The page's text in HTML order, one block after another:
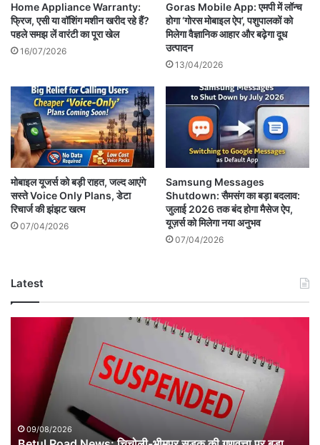
Home Appliance Warranty:
फ्रिज, एसी या वॉशिंग मशीन खरीद रहे हैं?
पहले समझ लें वारंटी का पूरा खेल
16/07/2026
Goras Mobile App: एमपी में लॉन्च
होगा ‘गोरस मोबाइल ऐप’, पशुपालकों को
मिलेगा वैज्ञानिक आहार और बढ़ेगा दूध
उत्पादन
13/04/2026
मोबाइल यूजर्स को बड़ी राहत, जल्द आएंगे
सस्ते Voice Only Plans, डेटा
रिचार्ज की झंझट खत्म
07/04/2026
Samsung Messages
Shutdown: सैमसंग का बड़ा बदलाव:
जुलाई 2026 तक बंद होगा मैसेज ऐप,
यूज़र्स को मिलेगा नया अनुभव
07/04/2026
Latest
चिचोली-
भीमपुर
सड़क
गुणवत्ता
09/08/2026